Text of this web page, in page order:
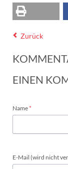
Zurück
EINEN
Pflichtfeld
Name*
Pflichtfeld
E-Mail (wird nicht